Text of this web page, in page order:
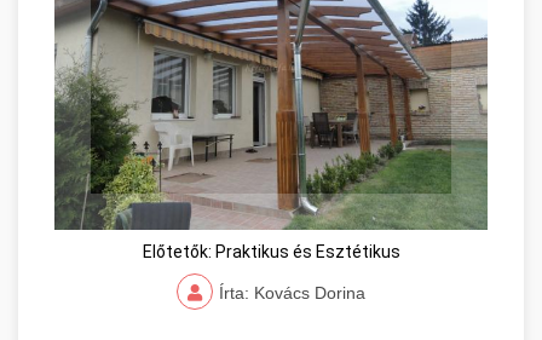
Előtetők: Praktikus és Esztétikus
Írta: Kovács Dorina